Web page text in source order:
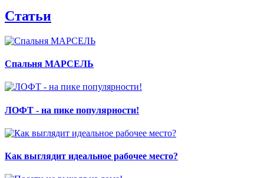
Статьи
Спальня МАРСЕЛЬ
ЛОФТ - на пике популярности!
Как выглядит идеальное рабочее место?